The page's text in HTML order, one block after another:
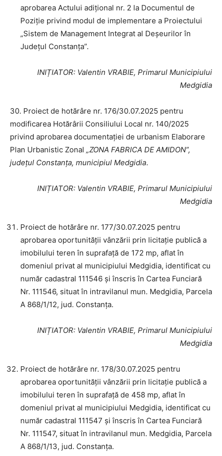
aprobarea Actului adițional nr. 2 la Documentul de
Poziție privind modul de implementare a Proiectului
„Sistem de Management Integrat al Deșeurilor în
Județul Constanța”.
INIȚIATOR: Valentin VRABIE, Primarul Municipiului
Medgidia
30. Proiect de hotărâre nr. 176/30.07.2025 pentru
modificarea Hotărârii Consiliului Local nr. 140/2025
privind aprobarea documentației de urbanism Elaborare
Plan Urbanistic Zonal „ZONA FABRICA DE AMIDON”,
județul Constanța, municipiul Medgidia.
INIȚIATOR: Valentin VRABIE, Primarul Municipiului
Medgidia
Proiect de hotărâre nr. 177/30.07.2025 pentru
aprobarea oportunității vânzării prin licitație publică a
imobilului teren în suprafață de 172 mp, aflat în
domeniul privat al municipiului Medgidia, identificat cu
număr cadastral 111546 și înscris în Cartea Funciară
Nr. 111546, situat în intravilanul mun. Medgidia, Parcela
A 868/1/12, jud. Constanța.
INIȚIATOR: Valentin VRABIE, Primarul Municipiului
Medgidia
Proiect de hotărâre nr. 178/30.07.2025 pentru
aprobarea oportunității vânzării prin licitație publică a
imobilului teren în suprafață de 458 mp, aflat în
domeniul privat al municipiului Medgidia, identificat cu
număr cadastral 111547 și înscris în Cartea Funciară
Nr. 111547, situat în intravilanul mun. Medgidia, Parcela
A 868/1/13, jud. Constanța.